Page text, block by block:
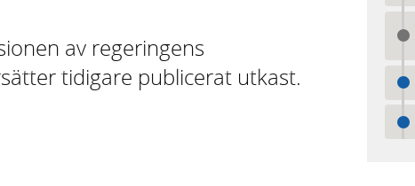
av regeringens
tidigare publicerat utkast.